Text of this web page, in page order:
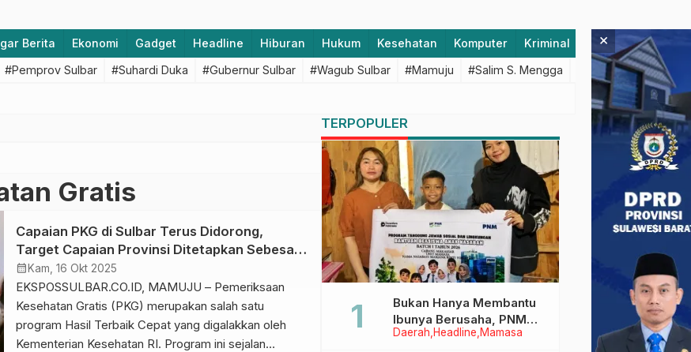
Berita Ekonomi Gadget Headline Hiburan Hukum Kesehatan Komputer Kriminal Lifestyle
#Pemprov Sulbar #Suhardi Duka #Gubernur Sulbar #Wagub Sulbar #Mamuju #Salim S. Mengga #featured #Polda
Gratis
Capaian PKG di Sulbar Terus Didorong,
Target Capaian Provinsi Ditetapkan Sebesar
36 Persen
calendar_month Kam, 16 Okt 2025
EKSPOSSULBAR.CO.ID, MAMUJU – Pemeriksaan
Kesehatan Gratis (PKG) merupakan salah satu
program Hasil Terbaik Cepat yang digalakkan oleh
Kementerian Kesehatan RI. Program ini sejalan
TERPOPULER
Daerah Headline Mamasa
Bukan Hanya Membantu
Ibunya Berusaha, PNM
Juga Menjaga Mimpi
×